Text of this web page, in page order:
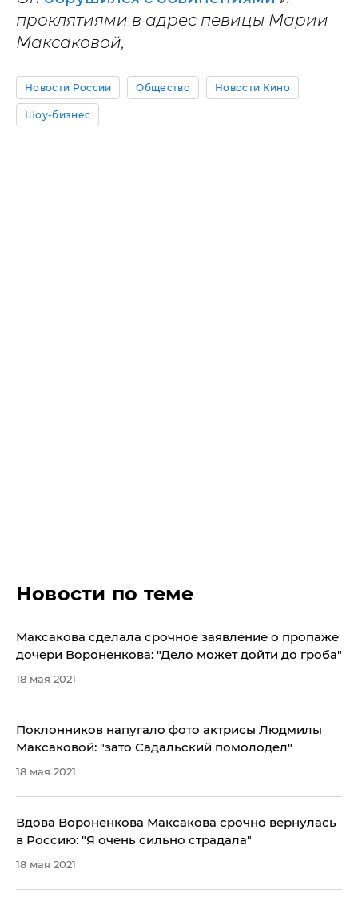
проклятиями в адрес певицы Марии
Максаковой,
Новости России Общество Новости Кино
Шоу-бизнес
Новости по теме
Максакова сделала срочное заявление о пропаже
дочери Вороненкова: "Дело может дойти до гроба"
18 мая 2021
Поклонников напугало фото актрисы Людмилы
Максаковой: "зато Садальский помолодел"
18 мая 2021
Вдова Вороненкова Максакова срочно вернулась
в Россию: "Я очень сильно страдала"
18 мая 2021